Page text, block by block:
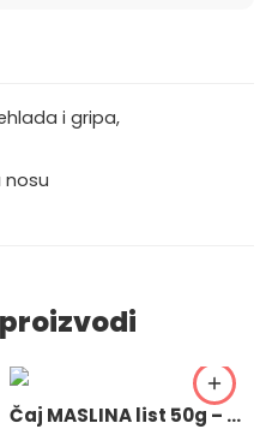
i gripa,
nosu
Čaj MASLINA list 50g – Olivae folium